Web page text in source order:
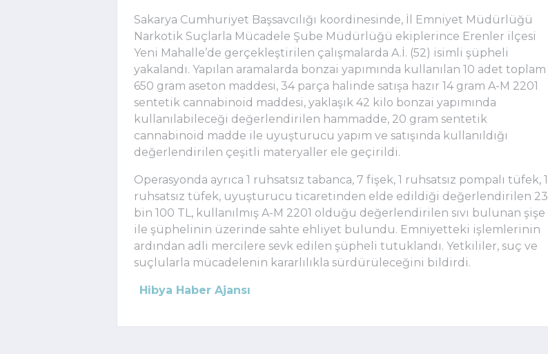
Sakarya Cumhuriyet Başsavcılığı koordinesinde, İl Emniyet Müdürlüğü
Narkotik Suçlarla Mücadele Şube Müdürlüğü ekiplerince Erenler ilçesi
Yeni Mahalle’de gerçekleştirilen çalışmalarda A.İ. (52) isimli şüpheli
yakalandı. Yapılan aramalarda bonzai yapımında kullanılan 10 adet toplam
650 gram aseton maddesi, 34 parça halinde satışa hazır 14 gram A-M 2201
sentetik cannabinoid maddesi, yaklaşık 42 kilo bonzai yapımında
kullanılabileceği değerlendirilen hammadde, 20 gram sentetik
cannabinoid madde ile uyuşturucu yapım ve satışında kullanıldığı
değerlendirilen çeşitli materyaller ele geçirildi.
Operasyonda ayrıca 1 ruhsatsız tabanca, 7 fişek, 1 ruhsatsız pompalı tüfek, 1
ruhsatsız tüfek, uyuşturucu ticaretinden elde edildiği değerlendirilen 23
bin 100 TL, kullanılmış A-M 2201 olduğu değerlendirilen sıvı bulunan şişe
ile şüphelinin üzerinde sahte ehliyet bulundu. Emniyetteki işlemlerinin
ardından adli mercilere sevk edilen şüpheli tutuklandı. Yetkililer, suç ve
suçlularla mücadelenin kararlılıkla sürdürüleceğini bildirdi.
Hibya Haber Ajansı